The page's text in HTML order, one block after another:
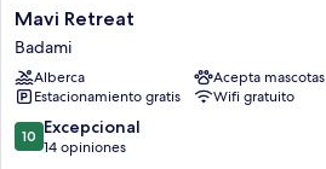
Mavi
Retreat
Badami
Mavi Retreat
Badami
Alberca
Acepta mascotas
Estacionamiento gratis
Wifi gratuito
10.0
de
10 Excepcional
14 opiniones